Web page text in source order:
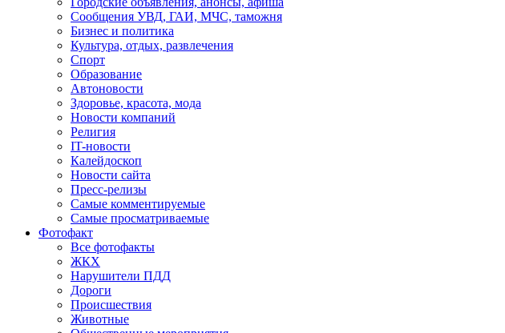
Сообщения УВД, ГАИ, МЧС, таможня
Бизнес и политика
Культура, отдых, развлечения
Спорт
Образование
Автоновости
Здоровье, красота, мода
Новости компаний
Религия
IT-новости
Калейдоскоп
Новости сайта
Пресс-релизы
Самые комментируемые
Самые просматриваемые
Фотофакт
Все фотофакты
ЖКХ
Нарушители ПДД
Дороги
Происшествия
Животные